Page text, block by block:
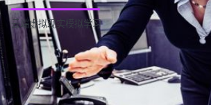
云端虚拟现实模拟学习